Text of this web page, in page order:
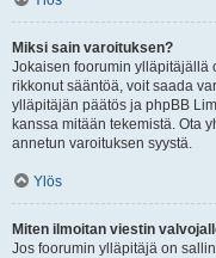
Miksi sain varoituksen?
Jokaisen foorumin ylläpitäjällä
rikkonut sääntöä, voit saada
ylläpitäjän päätös ja phpBB
kanssa mitään tekemistä. Ota
annetun varoituksen syystä.
Ylös
Miten ilmoitan viestin
Jos foorumin ylläpitäjä on